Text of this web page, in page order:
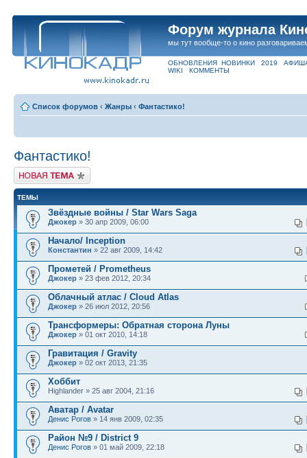
Форум журнала
мы тут вообще-то о кино
ОБНОВЛЕНИЯ НОВИНКИ 2019
WIKI
КОММЕНТЫ
Список форумов ‹ Жанры ‹ Фантастико!
Фантастико!
Новая тема
ТЕМЫ
Звёздные войны / Star Wars Saga
Джокер » 30 апр 2009, 06:00
Начало/ Inception
Константин » 22 авг 2009, 14:42
Прометей / Prometheus
Джокер » 23 фев 2012, 20:34
Облачный атлас / Cloud Atlas
Джокер » 26 июл 2012, 20:56
Трансформеры: Обратная сторона Луны
Джокер » 01 окт 2010, 14:18
Гравитация / Gravity
Джокер » 02 окт 2013, 21:35
Хоббит
Highlander » 25 авг 2004, 21:16
Аватар / Avatar
Денис Рогов » 14 янв 2009, 02:35
Район №9 / District 9
Денис Рогов » 01 май 2009, 22:18